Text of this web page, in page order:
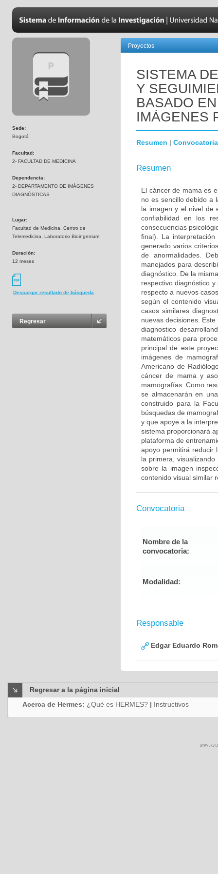
Sede:
Bogotá
Facultad:
2- FACULTAD DE MEDICINA
Dependencia:
2- DEPARTAMENTO DE IMÁGENES
DIAGNÓSTICAS
Lugar:
Facultad de Medicina, Centro de
Telemedicina, Laboratorio Bioingenium
Duración:
12 meses
Descargar resultado de búsqueda
Regresar
Proyectos
SISTEMA
Y
BASADO
IMÁGENES
Resumen | Convocatoria
Resumen
El cáncer de mama es
no es sencillo debido a
la imagen y el nivel de
confiabilidad en los
consecuencias
final). La
generado varios
de anormalidades.
manejados para
diagnóstico. De la
respectivo diagnóstico
respecto a nuevos
según el contenido
casos similares
nuevas decisiones.
diagnostico
matemáticos para
principal de este
imágenes de
Americano de
cáncer de mama y
mamografías. Como
se almacenarán en
construido para la
búsquedas de
y que apoye a la
sistema proporcionará
plataforma de
apoyo permitirá reducir
la primera,
sobre la imagen
contenido visual similar
Convocatoria
Nombre de la
convocatoria:
Modalidad:
Responsable
Edgar Eduardo
Regresar a la página inicial
Acerca de Hermes: ¿Qué es HERMES? | Instructivos